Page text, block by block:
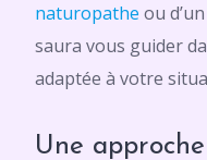
naturopathe ou
saura vous guider
adaptée à votre
Une